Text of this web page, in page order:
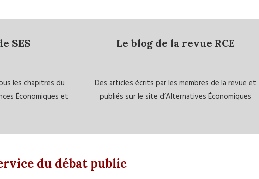
SES
les chapitres du
Économiques et
Le blog de la revue RCE
Des articles écrits par les membres de la revue et
publiés sur le site d’Alternatives Économiques
du débat public